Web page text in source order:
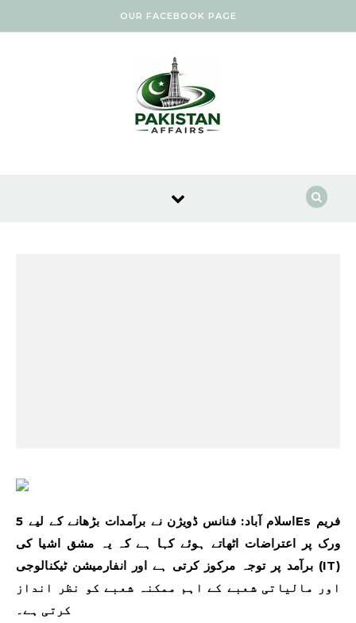
OUR FACEBOOK PAGE
اسلام آباد: فنانس ڈویژن نے برآمدات بڑھانے کے لیے 5Es فریم
ورک پر اعتراضات اٹھاتے ہوئے کہا ہے کہ یہ مشق اشیا کی
برآمد پر توجہ مرکوز کرتی ہے اور انفارمیشن ٹیکنالوجی (IT)
اور مالیاتی شعبے کے اہم ممکنہ شعبے کو نظر انداز
کرتی ہے۔